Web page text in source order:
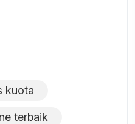
kuota
terbaik